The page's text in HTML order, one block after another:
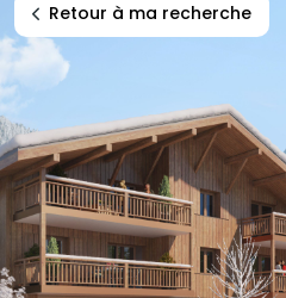
Retour à ma recherche